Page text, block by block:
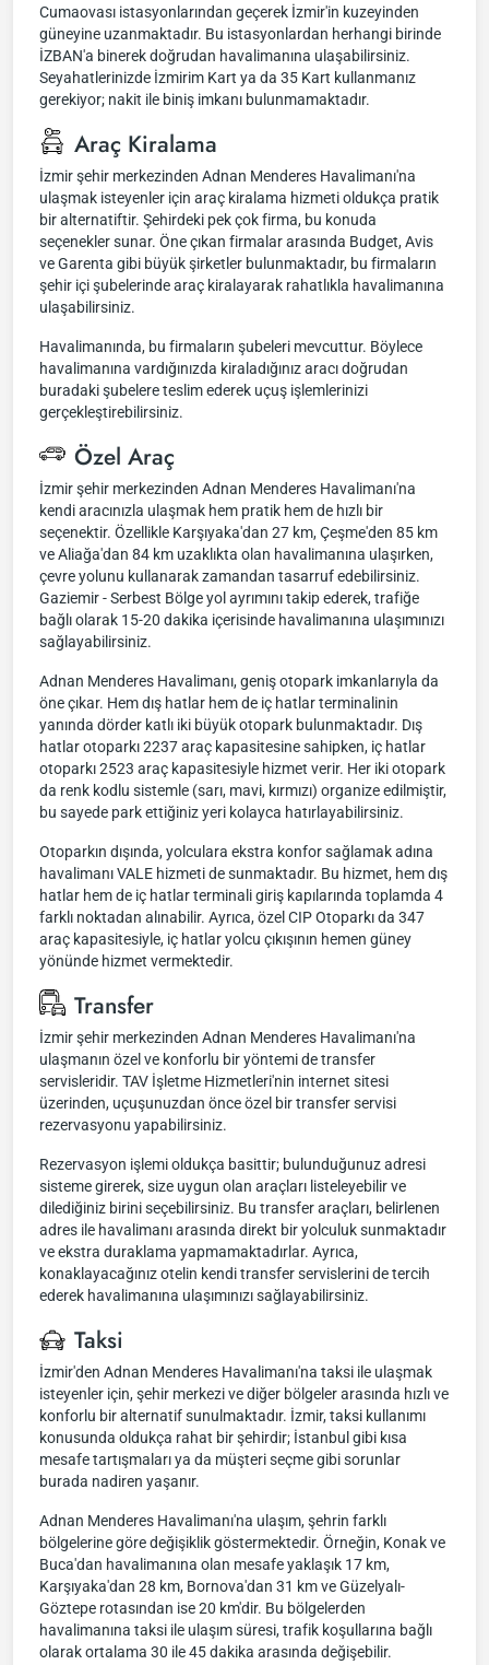
Cumaovası istasyonlarından geçerek İzmir'in kuzeyinden
güneyine uzanmaktadır. Bu istasyonlardan herhangi birinde
İZBAN'a binerek doğrudan havalimanına ulaşabilirsiniz.
Seyahatlerinizde İzmirim Kart ya da 35 Kart kullanmanız
gerekiyor; nakit ile biniş imkanı bulunmamaktadır.
Araç Kiralama
İzmir şehir merkezinden Adnan Menderes Havalimanı'na
ulaşmak isteyenler için araç kiralama hizmeti oldukça pratik
bir alternatiftir. Şehirdeki pek çok firma, bu konuda
seçenekler sunar. Öne çıkan firmalar arasında Budget, Avis
ve Garenta gibi büyük şirketler bulunmaktadır, bu firmaların
şehir içi şubelerinde araç kiralayarak rahatlıkla havalimanına
ulaşabilirsiniz.
Havalimanında, bu firmaların şubeleri mevcuttur. Böylece
havalimanına vardığınızda kiraladığınız aracı doğrudan
buradaki şubelere teslim ederek uçuş işlemlerinizi
gerçekleştirebilirsiniz.
Özel Araç
İzmir şehir merkezinden Adnan Menderes Havalimanı'na
kendi aracınızla ulaşmak hem pratik hem de hızlı bir
seçenektir. Özellikle Karşıyaka'dan 27 km, Çeşme'den 85 km
ve Aliağa'dan 84 km uzaklıkta olan havalimanına ulaşırken,
çevre yolunu kullanarak zamandan tasarruf edebilirsiniz.
Gaziemir - Serbest Bölge yol ayrımını takip ederek, trafiğe
bağlı olarak 15-20 dakika içerisinde havalimanına ulaşımınızı
sağlayabilirsiniz.
Adnan Menderes Havalimanı, geniş otopark imkanlarıyla da
öne çıkar. Hem dış hatlar hem de iç hatlar terminalinin
yanında dörder katlı iki büyük otopark bulunmaktadır. Dış
hatlar otoparkı 2237 araç kapasitesine sahipken, iç hatlar
otoparkı 2523 araç kapasitesiyle hizmet verir. Her iki otopark
da renk kodlu sistemle (sarı, mavi, kırmızı) organize edilmiştir,
bu sayede park ettiğiniz yeri kolayca hatırlayabilirsiniz.
Otoparkın dışında, yolculara ekstra konfor sağlamak adına
havalimanı VALE hizmeti de sunmaktadır. Bu hizmet, hem dış
hatlar hem de iç hatlar terminali giriş kapılarında toplamda 4
farklı noktadan alınabilir. Ayrıca, özel CIP Otoparkı da 347
araç kapasitesiyle, iç hatlar yolcu çıkışının hemen güney
yönünde hizmet vermektedir.
Transfer
İzmir şehir merkezinden Adnan Menderes Havalimanı'na
ulaşmanın özel ve konforlu bir yöntemi de transfer
servisleridir. TAV İşletme Hizmetleri'nin internet sitesi
üzerinden, uçuşunuzdan önce özel bir transfer servisi
rezervasyonu yapabilirsiniz.
Rezervasyon işlemi oldukça basittir; bulunduğunuz adresi
sisteme girerek, size uygun olan araçları listeleyebilir ve
dilediğiniz birini seçebilirsiniz. Bu transfer araçları, belirlenen
adres ile havalimanı arasında direkt bir yolculuk sunmaktadır
ve ekstra duraklama yapmamaktadırlar. Ayrıca,
konaklayacağınız otelin kendi transfer servislerini de tercih
ederek havalimanına ulaşımınızı sağlayabilirsiniz.
Taksi
İzmir'den Adnan Menderes Havalimanı'na taksi ile ulaşmak
isteyenler için, şehir merkezi ve diğer bölgeler arasında hızlı ve
konforlu bir alternatif sunulmaktadır. İzmir, taksi kullanımı
konusunda oldukça rahat bir şehirdir; İstanbul gibi kısa
mesafe tartışmaları ya da müşteri seçme gibi sorunlar
burada nadiren yaşanır.
Adnan Menderes Havalimanı'na ulaşım, şehrin farklı
bölgelerine göre değişiklik göstermektedir. Örneğin, Konak ve
Buca'dan havalimanına olan mesafe yaklaşık 17 km,
Karşıyaka'dan 28 km, Bornova'dan 31 km ve Güzelyalı-
Göztepe rotasından ise 20 km'dir. Bu bölgelerden
havalimanına taksi ile ulaşım süresi, trafik koşullarına bağlı
olarak ortalama 30 ile 45 dakika arasında değişebilir.